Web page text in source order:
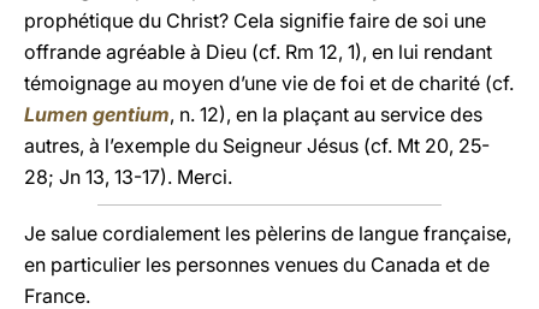
prophétique du Christ? Cela signifie faire de soi une
offrande agréable à Dieu (cf. Rm 12, 1), en lui rendant
témoignage au moyen d’une vie de foi et de charité (cf.
Lumen gentium, n. 12), en la plaçant au service des
autres, à l’exemple du Seigneur Jésus (cf. Mt 20, 25-
28; Jn 13, 13-17). Merci.
Je salue cordialement les pèlerins de langue française,
en particulier les personnes venues du Canada et de
France.